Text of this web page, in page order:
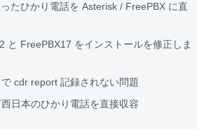
たひかり電話を Asterisk / FreePBX に直
と FreePBX17 をインストールを修正しま
cdr report 記録されない問題
日本のひかり電話を直接収容